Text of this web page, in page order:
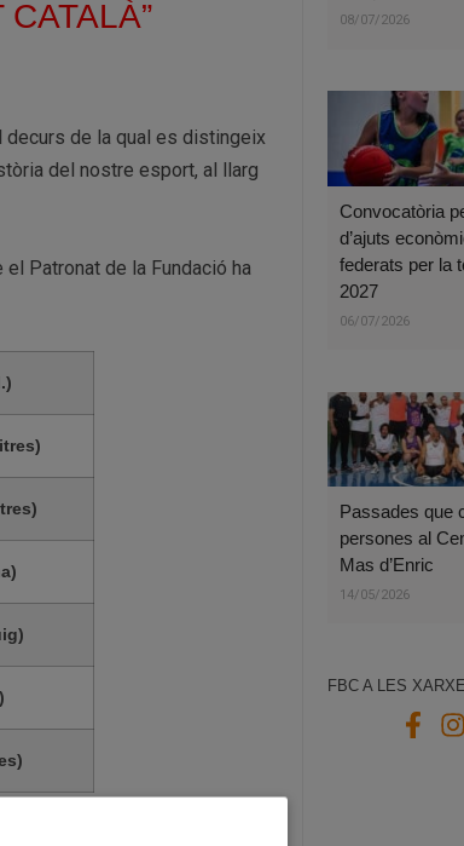
decurs de la qual es distingeix
del nostre esport, al llarg
Patronat de la Fundació ha
08/07/2026
Convocatòria
d’ajuts
federats per la
2027
06/07/2026
Passades que
persones al
Mas d’Enric
14/05/2026
FBC A LES